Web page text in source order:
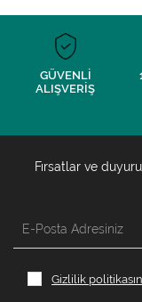
GÜVENLİ
ALIŞVERİŞ
Fırsatlar ve
Gizlilik